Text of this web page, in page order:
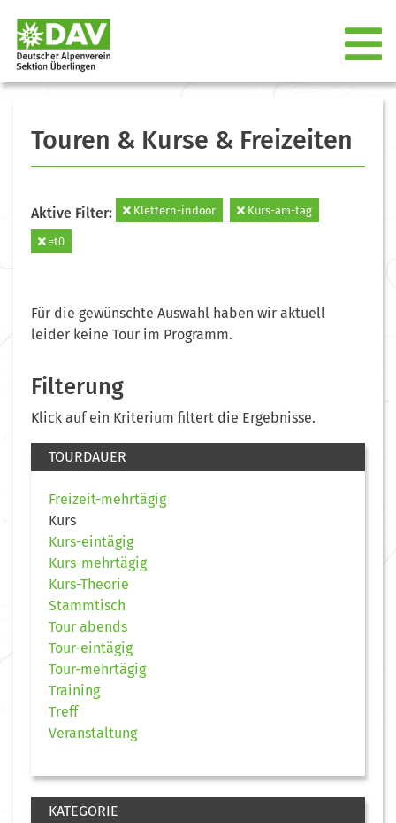
Touren & Kurse & Freizeiten
Aktive Filter: Klettern-indoor Kurs-am-tag
=t0
Für die gewünschte Auswahl haben wir aktuell
leider keine Tour im Programm.
Filterung
Klick auf ein Kriterium filtert die Ergebnisse.
TOURDAUER
Freizeit-mehrtägig
Kurs
Kurs-eintägig
Kurs-mehrtägig
Kurs-Theorie
Stammtisch
Tour abends
Tour-eintägig
Tour-mehrtägig
Training
Treff
Veranstaltung
KATEGORIE